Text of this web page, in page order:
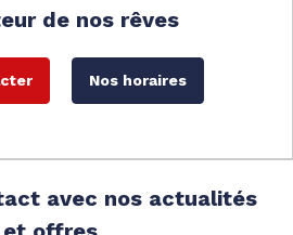
de nos rêves
Nos horaires
avec nos actualités